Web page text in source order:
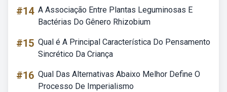
#14 A Associação Entre Plantas Leguminosas E
Bactérias Do Gênero Rhizobium
#15 Qual é A Principal Característica Do Pensamento
Sincrético Da Criança
#16 Qual Das Alternativas Abaixo Melhor Define O
Processo De Imperialismo